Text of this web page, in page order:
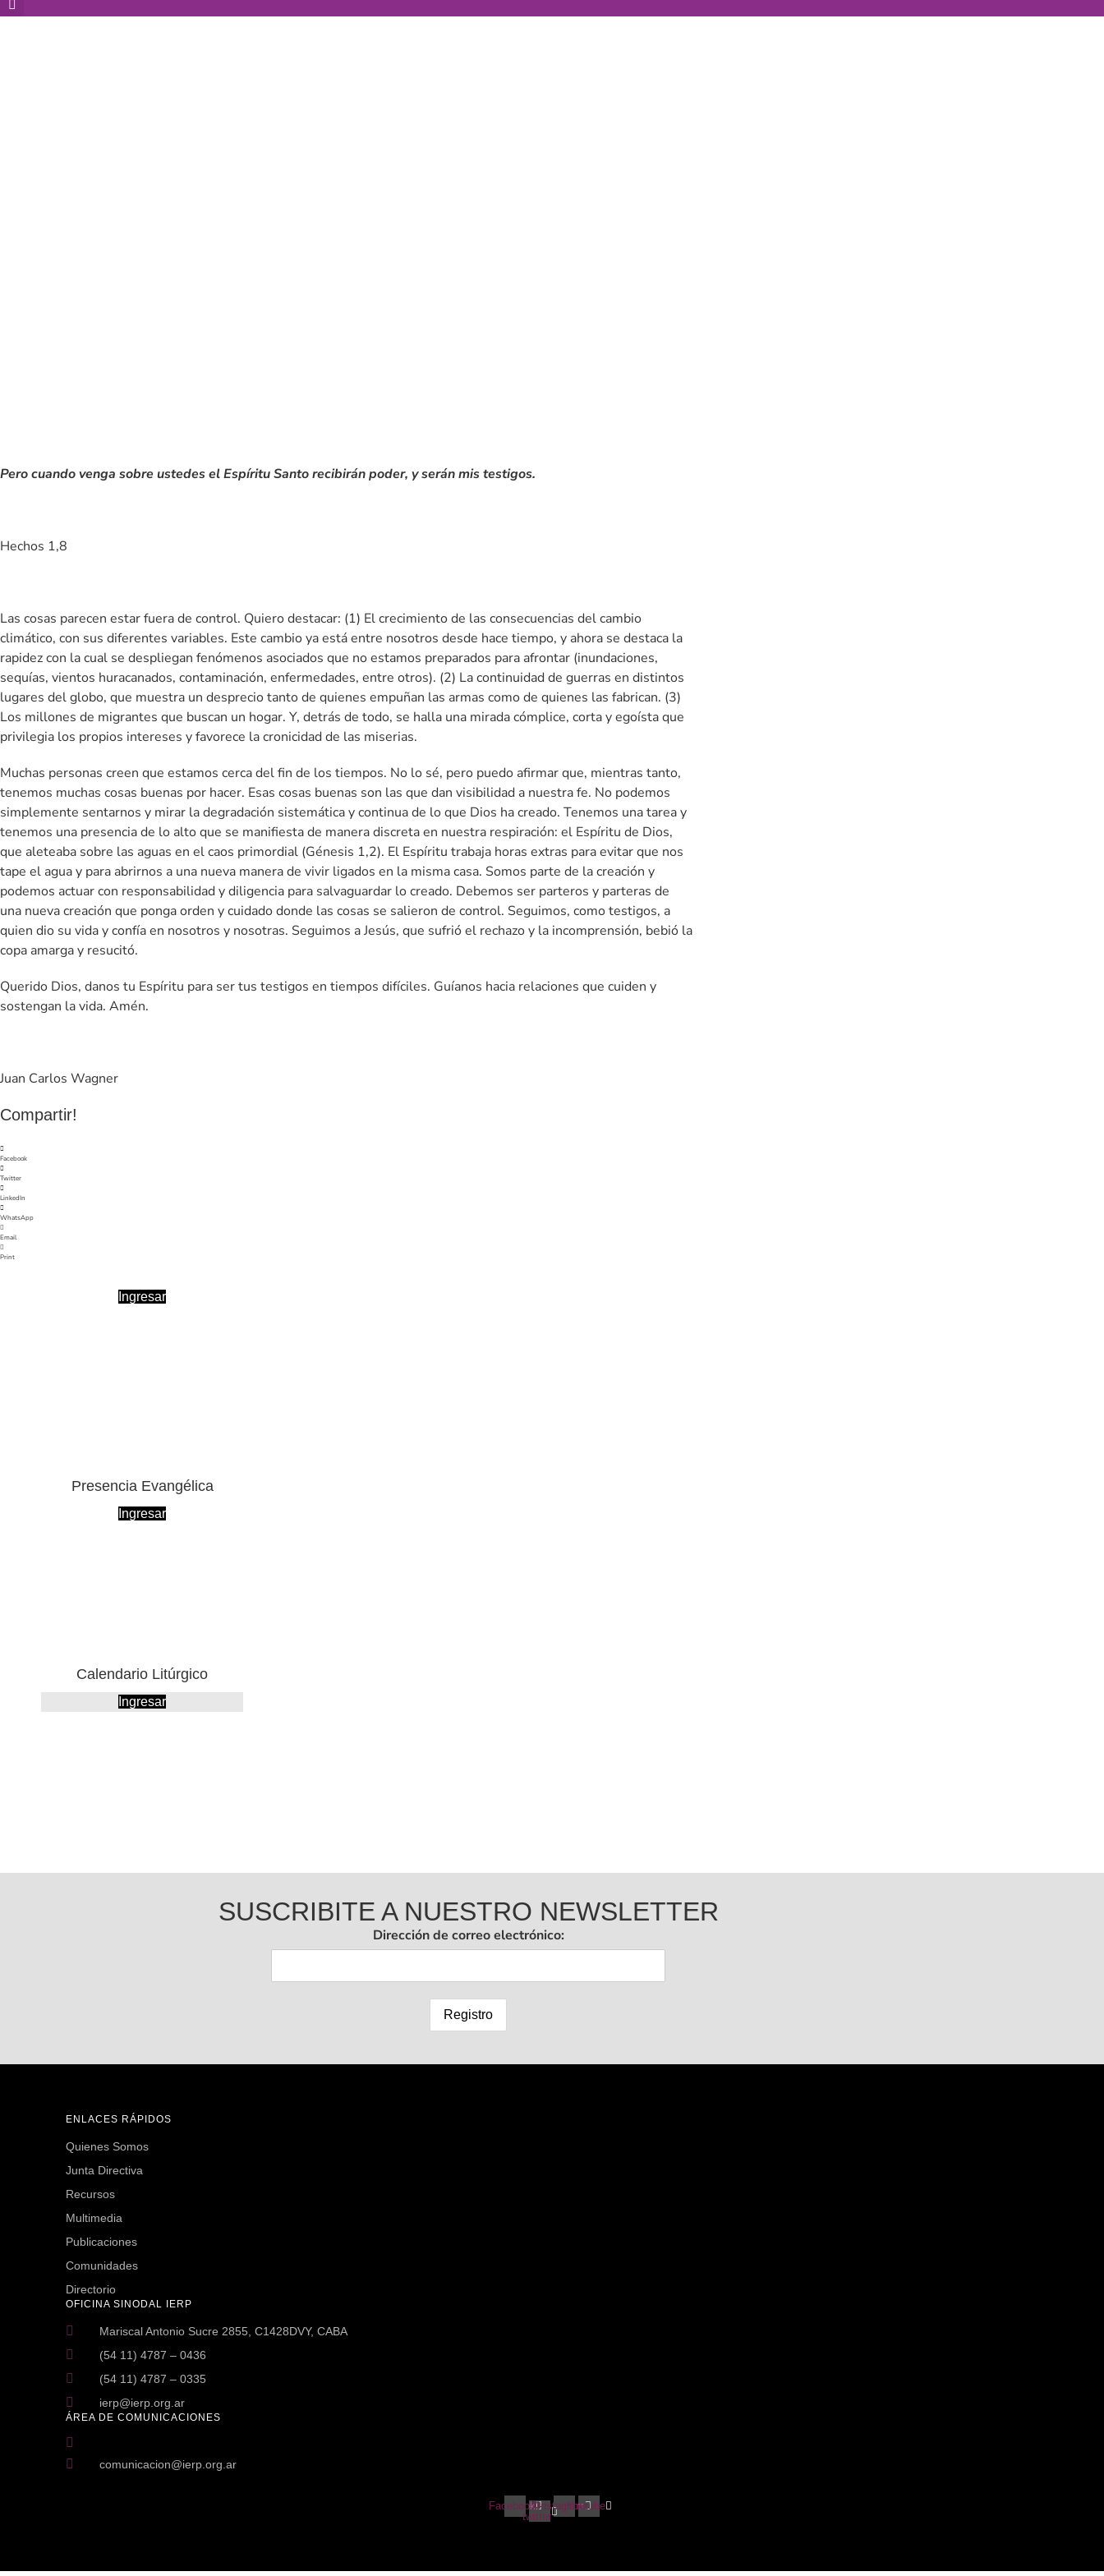
Pero cuando venga sobre ustedes el Espíritu Santo recibirán poder, y serán mis testigos.
Hechos 1,8
Las cosas parecen estar fuera de control. Quiero destacar: (1) El crecimiento de las consecuencias del cambio
climático, con sus diferentes variables. Este cambio ya está entre nosotros desde hace tiempo, y ahora se destaca la
rapidez con la cual se despliegan fenómenos asociados que no estamos preparados para afrontar (inundaciones,
sequías, vientos huracanados, contaminación, enfermedades, entre otros). (2) La continuidad de guerras en distintos
lugares del globo, que muestra un desprecio tanto de quienes empuñan las armas como de quienes las fabrican. (3)
Los millones de migrantes que buscan un hogar. Y, detrás de todo, se halla una mirada cómplice, corta y egoísta que
privilegia los propios intereses y favorece la cronicidad de las miserias.
Muchas personas creen que estamos cerca del fin de los tiempos. No lo sé, pero puedo afirmar que, mientras tanto,
tenemos muchas cosas buenas por hacer. Esas cosas buenas son las que dan visibilidad a nuestra fe. No podemos
simplemente sentarnos y mirar la degradación sistemática y continua de lo que Dios ha creado. Tenemos una tarea y
tenemos una presencia de lo alto que se manifiesta de manera discreta en nuestra respiración: el Espíritu de Dios,
que aleteaba sobre las aguas en el caos primordial (Génesis 1,2). El Espíritu trabaja horas extras para evitar que nos
tape el agua y para abrirnos a una nueva manera de vivir ligados en la misma casa. Somos parte de la creación y
podemos actuar con responsabilidad y diligencia para salvaguardar lo creado. Debemos ser parteros y parteras de
una nueva creación que ponga orden y cuidado donde las cosas se salieron de control. Seguimos, como testigos, a
quien dio su vida y confía en nosotros y nosotras. Seguimos a Jesús, que sufrió el rechazo y la incomprensión, bebió la
copa amarga y resucitó.
Querido Dios, danos tu Espíritu para ser tus testigos en tiempos difíciles. Guíanos hacia relaciones que cuiden y
sostengan la vida. Amén.
Juan Carlos Wagner
Compartir!
Facebook
Twitter
LinkedIn
WhatsApp
Email
Print
Ingresar
Presencia Evangélica
Ingresar
Calendario Litúrgico
Ingresar
SUSCRIBITE A NUESTRO NEWSLETTER
Dirección de correo electrónico:
ENLACES RÁPIDOS
Quienes Somos
Junta Directiva
Recursos
Multimedia
Publicaciones
Comunidades
Directorio
OFICINA SINODAL IERP
Mariscal Antonio Sucre 2855, C1428DVY, CABA
(54 11) 4787 – 0436
(54 11) 4787 – 0335
ierp@ierp.org.ar
ÁREA DE COMUNICACIONES
comunicacion@ierp.org.ar
FacebookX-
twitter
InstagramYoutube